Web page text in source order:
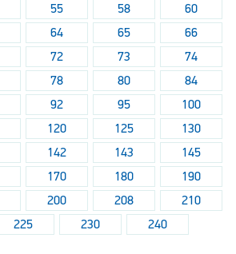
55 58
60
64 65
66
72 73
74
78 80
84
92 95
100
120 125
130
142 143
145
170 180
190
200 208
210
225 230 240